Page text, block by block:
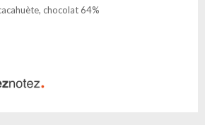
chocolat 64%